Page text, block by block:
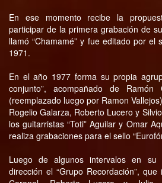
En ese momento recibe la
participar de la primera grabación de
llamó “Chamamé” y fue editado por el
1971.
En el año 1977 forma su propia
conjunto”, acompañado de Ramón
(reemplazado luego por Ramon
Rogelio Galarza, Roberto Lucero y
los guitarristas “Toti” Aguilar y Omar
realiza grabaciones para el sello
Luego de algunos intervalos en
dirección el “Grupo Recordación”, que